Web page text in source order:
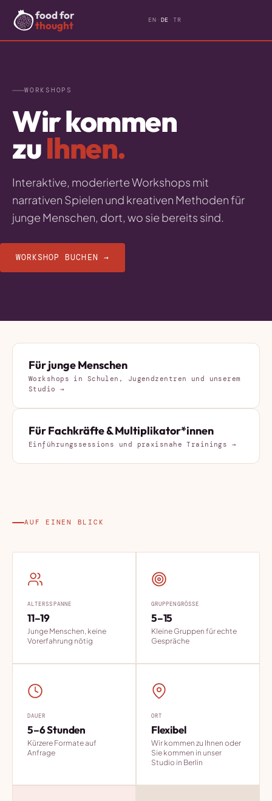
food for
thought
EN · DE ·TR
WORKSHOPS
Wir kommen
zuIhnen.
Interaktive, moderierte Workshops mit
narrativen Spielen und kreativen Methoden für
junge Menschen, dort, wo sie bereits sind.
WORKSHOP BUCHEN →
Für junge Menschen
Workshops in Schulen, Jugendzentren und unserem
Studio →
Für Fachkräfte & Multiplikator*innen
Einführungssessions und praxisnahe Trainings →
AUF EINEN BLICK
ALTERSSPANNE
11–19
Junge Menschen, keine
Vorerfahrung nötig
GRUPPENGRÖSSE
5–15
Kleine Gruppen für echte
Gespräche
DAUER
5–6 Stunden
Kürzere Formate auf
Anfrage
ORT
Flexibel
Wir kommen zu Ihnen oder
Sie kommen in unser
Studio in Berlin